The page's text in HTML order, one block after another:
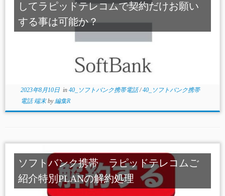
してラピッドテレコムで契約だけお願い
する事は可能か？
2023年8月10日in 40_ソフトバンク携帯電話/40_ソフトバンク携帯
電話 端末by編集R
ソフトバンク携帯 ラピッドテレコムご
紹介特別PLANの解約処理